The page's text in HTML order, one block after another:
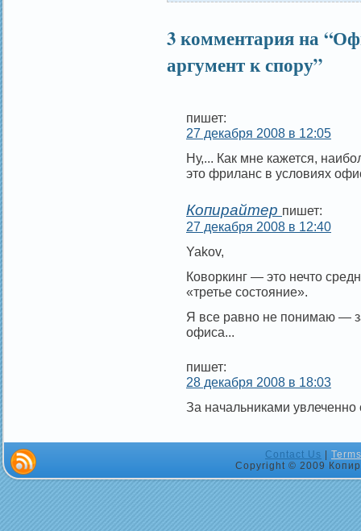
3 комментария на
аргумент к спору”
пишет:
27 декабря 2008 в 12:05
Ну,... Как мне кажется,
это фриланс в условиях
Копирайтер пишет:
27 декабря 2008 в 12:40
Yakov,
Коворкинг — это нечто
«третье состояние».
Я все равно не понимаю —
офиса...
пишет:
28 декабря 2008 в 18:03
За начальниками
Contact Us
Copyright © 2009